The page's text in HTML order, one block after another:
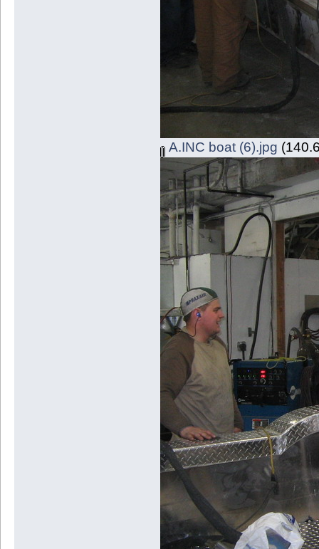
A.INC boat (6).jpg